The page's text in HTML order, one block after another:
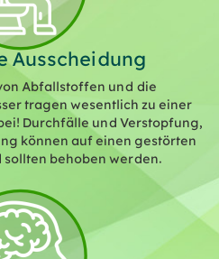
Ausscheidung
Abfallstoffen und die
tragen wesentlich zu einer
Durchfälle und Verstopfung,
können auf einen gestörten
sollten behoben werden.